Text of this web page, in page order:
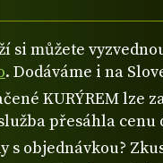
si můžete
. Dodáváme i na
KURÝREM
přesáhla cenu
s objednávkou?